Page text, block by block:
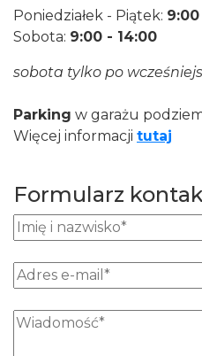
Poniedziałek - Piątek:
Sobota: 9:00 - 14:00
sobota tylko po
Parking w garażu
Więcej informacji tutaj
Formularz